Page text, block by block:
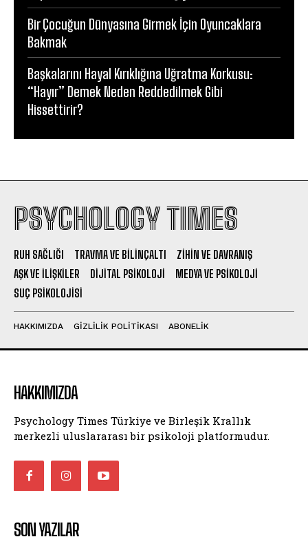
Bir Çocuğun Dünyasına Girmek İçin Oyuncaklara
Bakmak
Başkalarını Hayal Kırıklığına Uğratma Korkusu:
“Hayır” Demek Neden Reddedilmek Gibi
Hissettirir?
PSYCHOLOGY TIMES
RUH SAĞLIĞI TRAVMA VE BILINÇALTI
ZIHIN VE DAVRANIŞ
AŞK VE İLIŞKILER
DIJITAL PSIKOLOJI
MEDYA VE PSIKOLOJI
SUÇ PSIKOLOJISI
HAKKIMIZDA GIZLILIK POLITIKASI ABONELIK
HAKKIMIZDA
Psychology Times Türkiye ve Birleşik Krallık
merkezli uluslararası bir psikoloji platformudur.
SON YAZILAR